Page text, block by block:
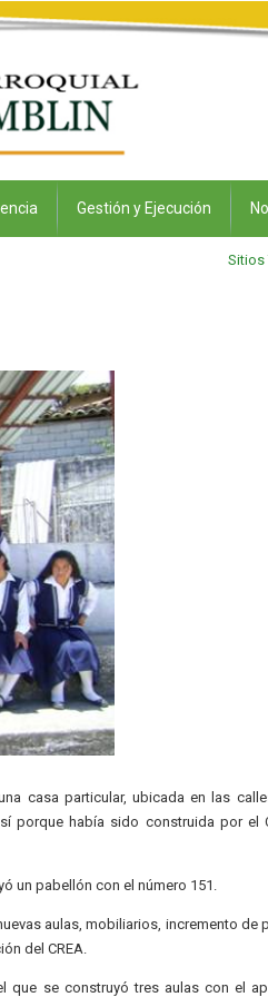
Gestión y Ejecución
Sitios
casa particular, ubicada en las
porque había sido construida por el
un pabellón con el número 151.
aulas, mobiliarios, incremento de
del CREA.
que se construyó tres aulas con el